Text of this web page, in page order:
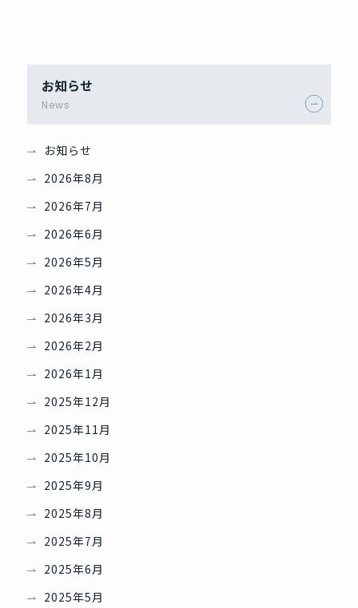
お知らせ
News
お知らせ
2026年8月
2026年7月
2026年6月
2026年5月
2026年4月
2026年3月
2026年2月
2026年1月
2025年12月
2025年11月
2025年10月
2025年9月
2025年8月
2025年7月
2025年6月
2025年5月